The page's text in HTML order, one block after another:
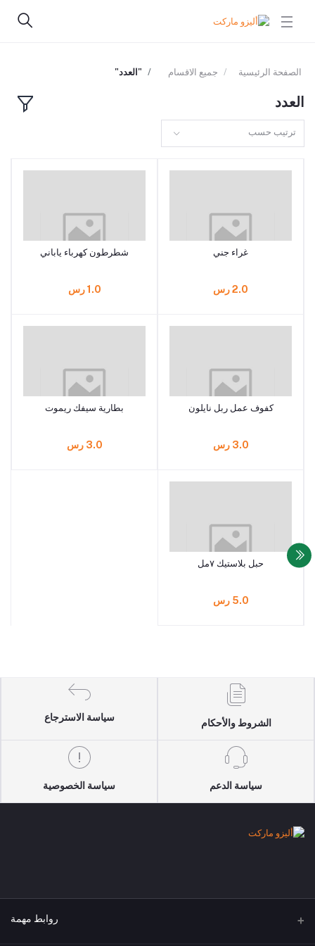
الصفحة الرئيسية جميع الاقسام "العدد"
العدد
ترتيب حسب
غراء جني
2.0 رس
شطرطون كهرباء ياباني
1.0 رس
كفوف عمل ربل نايلون
3.0 رس
بطارية سيفك ريموت
3.0 رس
حبل بلاستيك ٧مل
5.0 رس
الشروط والأحكام
سياسة الاسترجاع
سياسة الدعم سياسة الخصوصية
روابط مهمة